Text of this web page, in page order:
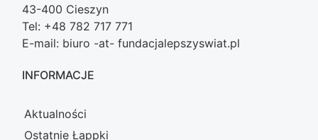
43-400 Cieszyn
Tel: +48 782 717 771
E-mail: biuro -at- fundacjalepszyswiat.pl
INFORMACJE
Aktualności
Ostatnie Łappki